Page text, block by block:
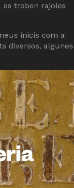
troben rajoles
inicis com a
diversos,